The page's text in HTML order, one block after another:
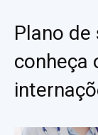
Plano
conheça